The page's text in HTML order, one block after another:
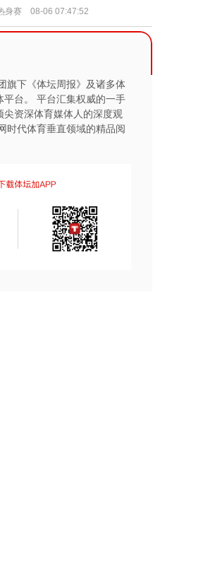
旗下《体坛周报》及诸多体
台。 平台汇集权威的一手
资深体育媒体人的深度观
时代体育垂直领域的精品阅